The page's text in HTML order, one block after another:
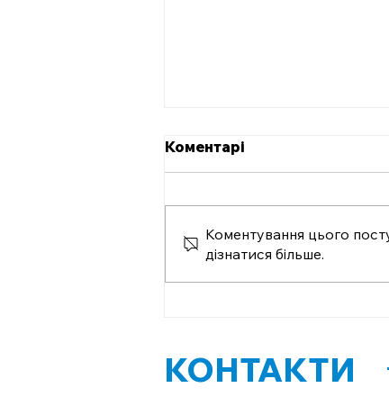
Що робити, якщо
Коментарі
Коментування цього
дізнатися більше.
КОНТАКТИ